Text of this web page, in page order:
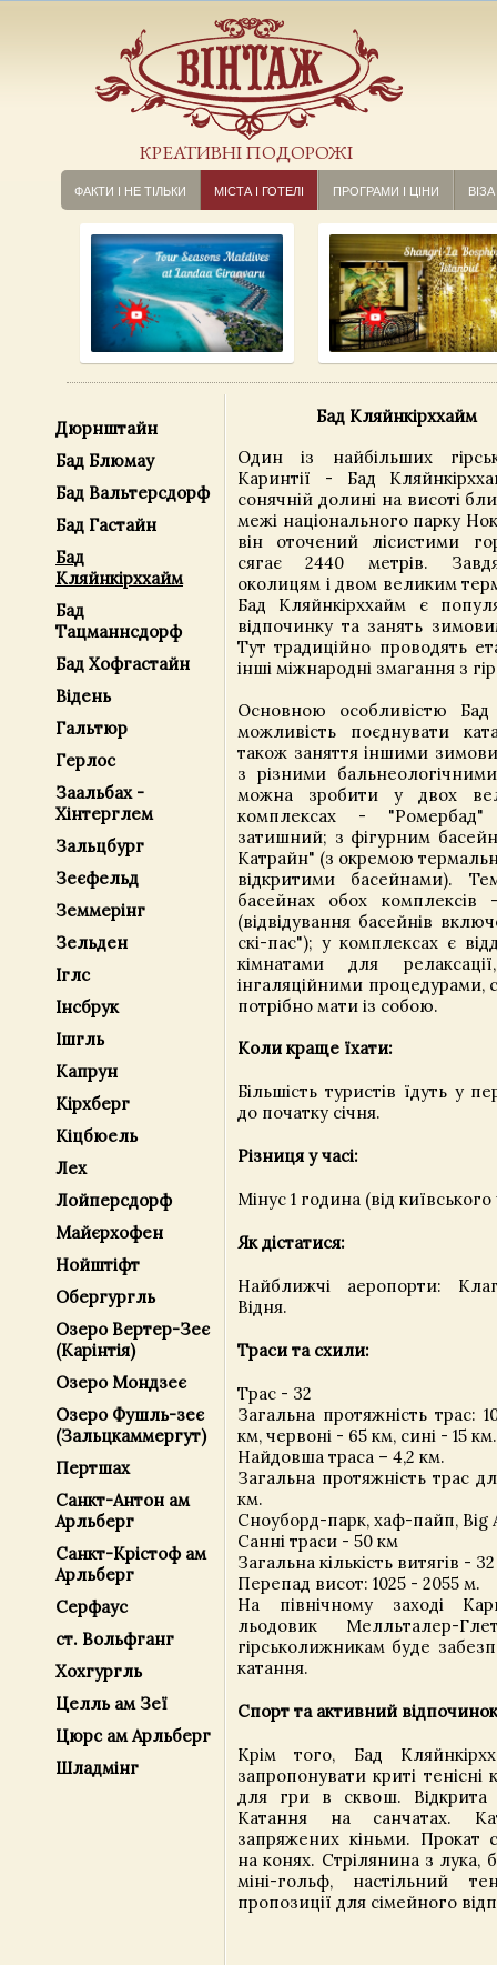
КРЕАТИВНІ ПОДОРОЖІ
ФАКТИ І НЕ ТІЛЬКИ МІСТА І ГОТЕЛІ ПРОГРАМИ І ЦІНИ ВІЗА
Дюрнштайн
Бад Блюмау
Бад Вальтерсдорф
Бад Гастайн
Бад
Кляйнкірххайм
Бад
Тацманнсдорф
Бад Хофгастайн
Відень
Гальтюр
Герлос
Заальбах -
Хінтерглем
Зальцбург
Зеєфельд
Земмерінг
Зельден
Іглс
Інсбрук
Ішгль
Капрун
Кірхберг
Кіцбюель
Лех
Лойперсдорф
Майєрхофен
Нойштіфт
Обергургль
Озеро Вертер-Зеє
(Карінтія)
Озеро Мондзеє
Озеро Фушль-зеє
(Зальцкаммергут)
Пертшах
Санкт-Антон ам
Арльберг
Санкт-Крістоф ам
Арльберг
Серфаус
ст. Вольфганг
Хохгургль
Целль ам Зеї
Цюрс ам Арльберг
Шладмінг
Бад Кляйнкірххайм
Один із найбільших
Каринтії - Бад
сонячній долині на висоті
межі національного парку
він оточений лісистими
сягає 2440 метрів.
околицям і двом великим
Бад Кляйнкірххайм є
відпочинку та занять
Тут традиційно проводять
інші міжнародні змагання з
Основною особливістю Бад
можливість поєднувати
також заняття іншими
з різними
можна зробити у двох
комплексах -
затишний; з фігурним
Катрайн" (з окремою
відкритими басейнами).
басейнах обох
(відвідування басейнів
скі-пас"); у комплексах є
кімнатами для
інгаляційними процедурами,
потрібно мати із собою.
Коли краще їхати:
Більшість туристів їдуть у
до початку січня.
Різниця у часі:
Мінус 1 година (від київського
Як дістатися:
Найближчі аеропорти:
Відня.
Траси та схили:
Трас - 32
Загальна протяжність трас:
км, червоні - 65 км, сині - 15 км.
Найдовша траса – 4,2 км.
Загальна протяжність трас
км.
Сноуборд-парк, хаф-пайп, Big
Санні траси - 50 км
Загальна кількість витягів - 32
Перепад висот: 1025 - 2055 м.
На північному заході
льодовик Мелльталер-
гірськолижникам буде
катання.
Спорт та активний
Крім того, Бад
запропонувати криті
для гри в сквош. Відкрита
Катання на санчатах.
запряжених кіньми. Прокат
на конях. Стрілянина з лука,
міні-гольф, настільний
пропозиції для сімейного